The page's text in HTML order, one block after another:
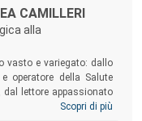
CAMILLERI
alla
vasto e variegato: dallo
operatore della Salute
dal lettore appassionato
introdotto concetti e
Scopri di più